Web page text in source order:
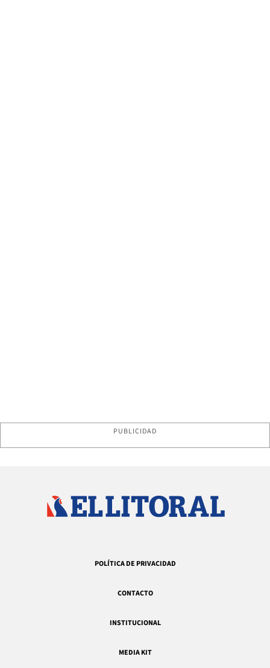
PUBLICIDAD
POLÍTICA DE PRIVACIDAD
CONTACTO
INSTITUCIONAL
MEDIA KIT